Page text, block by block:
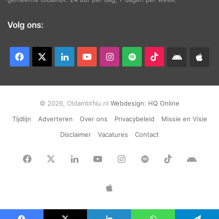
Volg ons:
Facebook LinkedInYouTubeInstagram
Spotify TikTokAndroid
© 2026, OldambtNu.nl Webdesign: HQ Online
Tijdlijn
Adverteren Over ons Privacybeleid
Missie en Visie
Disclaimer
Vacatures Contact
Facebook LinkedInYouTubeInstagram
Spotify TikTok
App